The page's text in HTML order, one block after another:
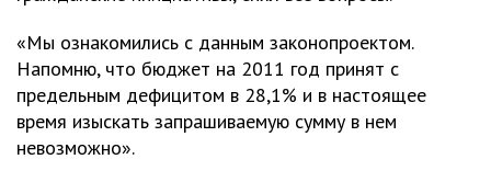
«Мы ознакомились с данным законопроектом.
Напомню, что бюджет на 2011 год принят с
предельным дефицитом в 28,1% и в настоящее
время изыскать запрашиваемую сумму в нем
невозможно».